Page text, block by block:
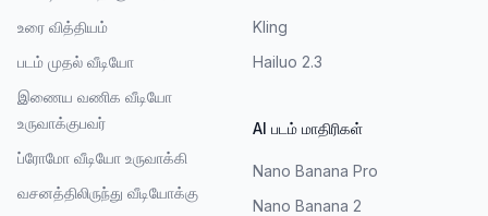
உரை வித்தியம்
படம் முதல் வீடியோ
இணைய வணிக வீடியோ
உருவாக்குபவர்
ப்ரோமோ வீடியோ உருவாக்கி
வசனத்திலிருந்து வீடியோக்கு
Kling
Hailuo 2.3
AI படம் மாதிரிகள்
Nano Banana Pro
Nano Banana 2